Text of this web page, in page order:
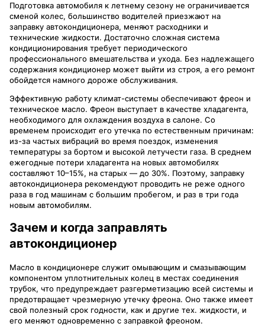
Подготовка автомобиля к летнему сезону не ограничивается
сменой колес, большинство водителей приезжают на
заправку автокондиционера, меняют расходники и
технические жидкости. Достаточно сложная система
кондиционирования требует периодического
профессионального вмешательства и ухода. Без надлежащего
содержания кондиционер может выйти из строя, а его ремонт
обойдется намного дороже обслуживания.
Эффективную работу климат-системы обеспечивают фреон и
техническое масло. Фреон выступает в качестве хладагента,
необходимого для охлаждения воздуха в салоне. Со
временем происходит его утечка по естественным причинам:
из-за частых вибраций во время поездок, изменения
температуры за бортом и высокой летучести газа. В среднем
ежегодные потери хладагента на новых автомобилях
составляют 10–15%, на старых — до 30%. Поэтому, заправку
автокондиционера рекомендуют проводить не реже одного
раза в год машинам с большим пробегом, и раз в три года
новым автомобилям.
Зачем и когда заправлять
автокондиционер
Масло в кондиционере служит омывающим и смазывающим
компонентом уплотнительных колец в местах соединения
трубок, что предупреждает разгерметизацию всей системы и
предотвращает чрезмерную утечку фреона. Оно также имеет
свой полезный срок годности, как и другие тех. жидкости, и
его меняют одновременно с заправкой фреоном.